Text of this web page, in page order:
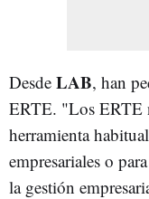
Desde LAB, han
ERTE. "Los ERTE
herramienta
empresariales o
la gestión